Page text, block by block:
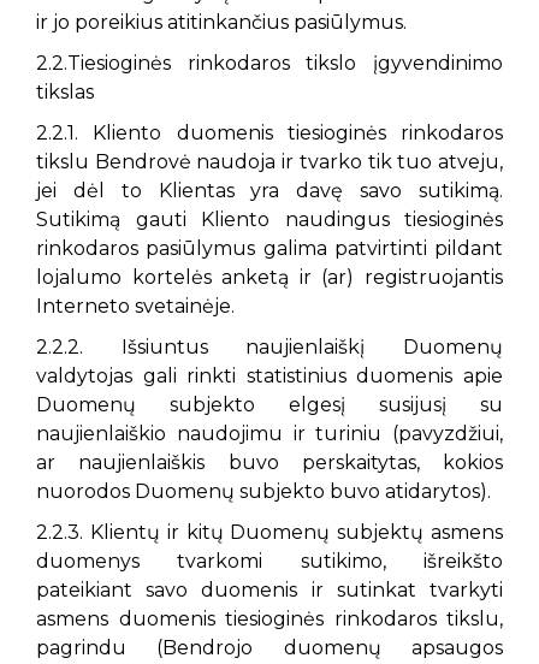
ir jo poreikius atitinkančius pasiūlymus.
2.2.Tiesioginės rinkodaros tikslo įgyvendinimo
tikslas
2.2.1. Kliento duomenis tiesioginės rinkodaros
tikslu Bendrovė naudoja ir tvarko tik tuo atveju,
jei dėl to Klientas yra davę savo sutikimą.
Sutikimą gauti Kliento naudingus tiesioginės
rinkodaros pasiūlymus galima patvirtinti pildant
lojalumo kortelės anketą ir (ar) registruojantis
Interneto svetainėje.
2.2.2. Išsiuntus naujienlaiškį Duomenų
valdytojas gali rinkti statistinius duomenis apie
Duomenų subjekto elgesį susijusį su
naujienlaiškio naudojimu ir turiniu (pavyzdžiui,
ar naujienlaiškis buvo perskaitytas, kokios
nuorodos Duomenų subjekto buvo atidarytos).
2.2.3. Klientų ir kitų Duomenų subjektų asmens
duomenys tvarkomi sutikimo, išreikšto
pateikiant savo duomenis ir sutinkat tvarkyti
asmens duomenis tiesioginės rinkodaros tikslu,
pagrindu (Bendrojo duomenų apsaugos